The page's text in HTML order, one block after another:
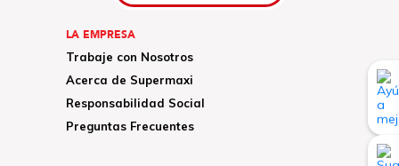
LA EMPRESA
Trabaje con Nosotros
Acerca de Supermaxi
Responsabilidad Social
Preguntas Frecuentes